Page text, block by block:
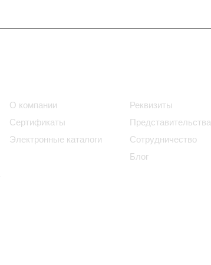
О компании
Сертификаты
Электронные каталоги
Реквизиты
Представительства
Сотрудничество
Блог